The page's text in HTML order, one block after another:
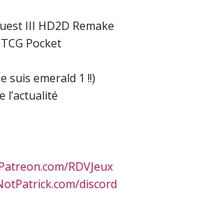
III HD2D Remake
Pocket
suis emerald 1 !!)
l’actualité
RDVJeux
discord